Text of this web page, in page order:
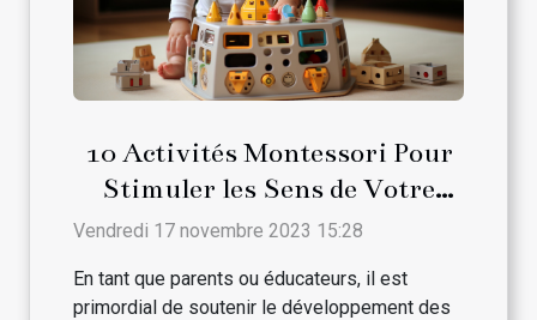
10 Activités Montessori Pour
Stimuler les Sens de Votre
Bébé
Vendredi 17 novembre 2023 15:28
En tant que parents ou éducateurs, il est
primordial de soutenir le développement des